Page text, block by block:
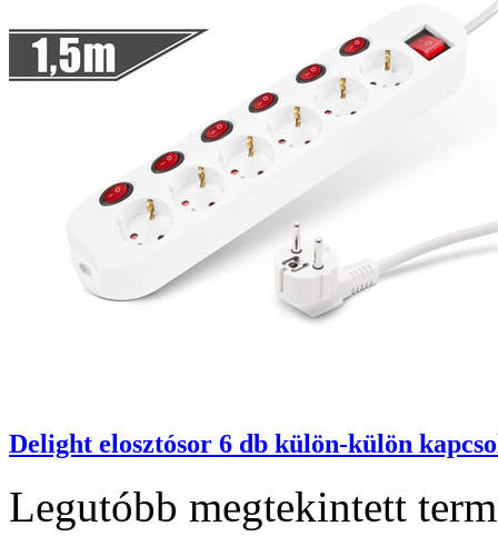
Delight elosztósor 6 db külön-külön
Legutóbb megtekintett